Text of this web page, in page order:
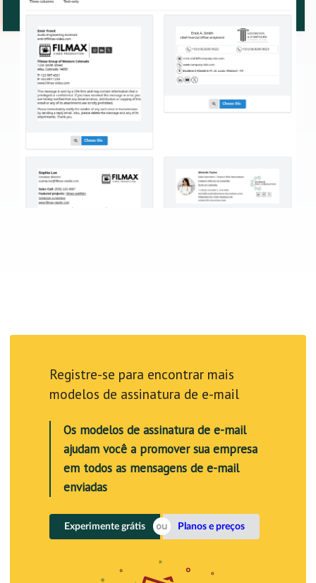
Registre-se para encontrar mais
modelos de assinatura de e-mail
Os modelos de assinatura de e-mail
ajudam você a promover sua empresa
em todos as mensagens de e-mail
enviadas
Experimente grátis Planos e preços